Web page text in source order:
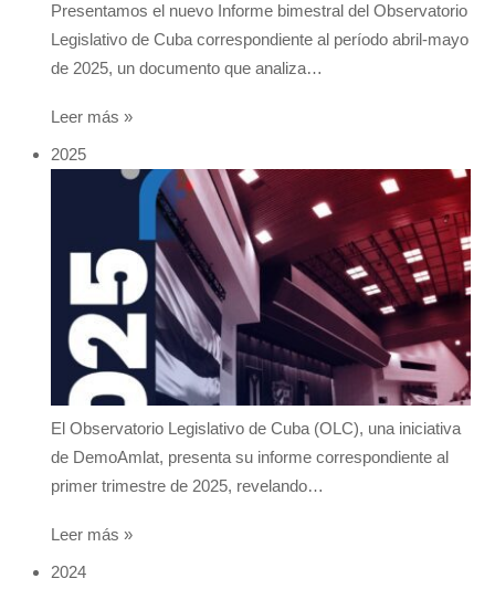
Presentamos el nuevo Informe bimestral del Observatorio
Legislativo de Cuba correspondiente al período abril-mayo
de 2025, un documento que analiza…
Leer más »
2025
El Observatorio Legislativo de Cuba (OLC), una iniciativa
de DemoAmlat, presenta su informe correspondiente al
primer trimestre de 2025, revelando…
Leer más »
2024